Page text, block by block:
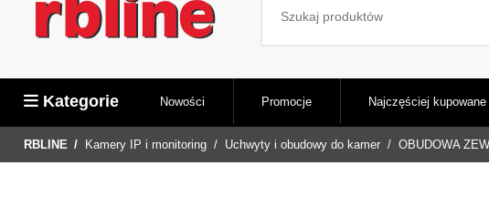
Kategorie Nowości Promocje Najczęściej kupowane
RBLINE Kamery IP i monitoring Uchwyty i obudowy do kamer OBUDOWA